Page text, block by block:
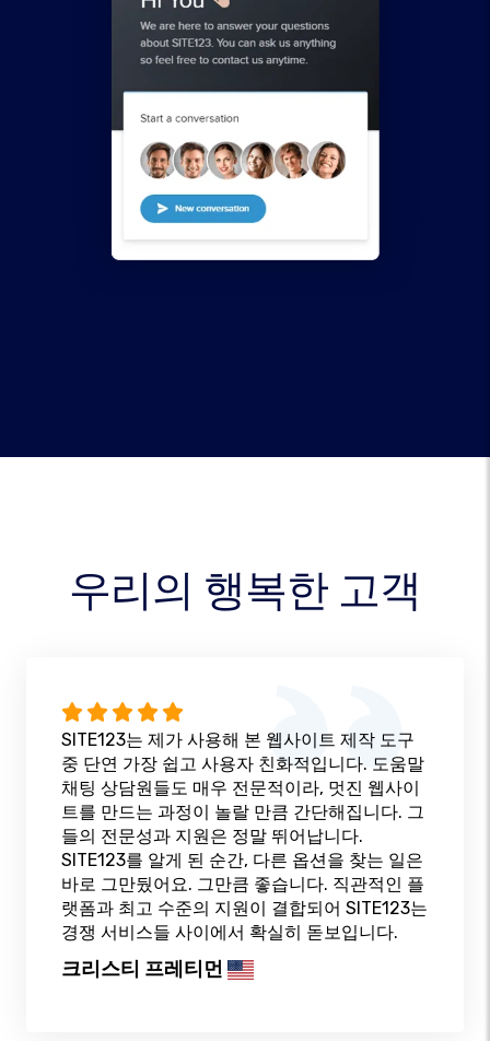
우리의 행복한 고객
SITE123는 제가 사용해 본 웹사이트 제작 도구
중 단연 가장 쉽고 사용자 친화적입니다. 도움말
채팅 상담원들도 매우 전문적이라, 멋진 웹사이
트를 만드는 과정이 놀랄 만큼 간단해집니다. 그
들의 전문성과 지원은 정말 뛰어납니다.
SITE123를 알게 된 순간, 다른 옵션을 찾는 일은
바로 그만뒀어요. 그만큼 좋습니다. 직관적인 플
랫폼과 최고 수준의 지원이 결합되어 SITE123는
경쟁 서비스들 사이에서 확실히 돋보입니다.
크리스티 프레티먼